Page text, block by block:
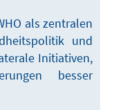
als zentralen
und
Initiativen,
besser